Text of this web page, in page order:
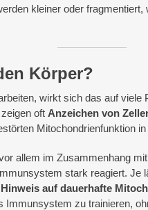
kleiner oder
Körper?
wirkt sich das auf
oft Anzeichen von
Mitochondrienfunktion
allem im Zusammenhang
stark reagiert. Je
Hinweis auf dauerhafte
zu trainieren,